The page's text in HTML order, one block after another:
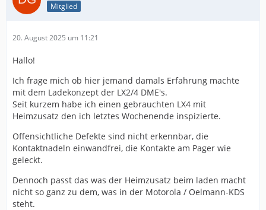
Mitglied
20. August 2025 um 11:21
Hallo!
Ich frage mich ob hier jemand damals Erfahrung machte
mit dem Ladekonzept der LX2/4 DME's.
Seit kurzem habe ich einen gebrauchten LX4 mit
Heimzusatz den ich letztes Wochenende inspizierte.
Offensichtliche Defekte sind nicht erkennbar, die
Kontaktnadeln einwandfrei, die Kontakte am Pager wie
geleckt.
Dennoch passt das was der Heimzusatz beim laden macht
nicht so ganz zu dem, was in der Motorola / Oelmann-KDS
steht.